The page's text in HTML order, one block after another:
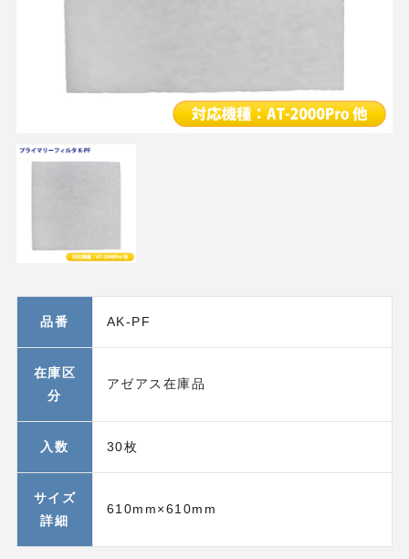
品番 AK-PF
在庫区
分
アゼアス在庫品
入数 30枚
サイズ
詳細
610mm×610mm